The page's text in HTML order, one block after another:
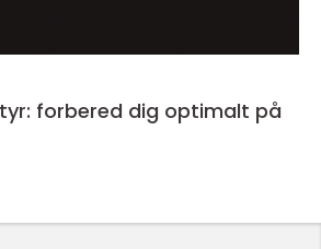
forbered dig optimalt på